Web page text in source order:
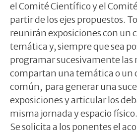
el Comité Científico y el
partir de los ejes propuestos.
reunirán exposiciones con un
temática y, siempre que sea
programar sucesivamente las
compartan una temática o un
común, para generar una
exposiciones y articular los
misma jornada y espacio físico.
Se solicita a los ponentes el